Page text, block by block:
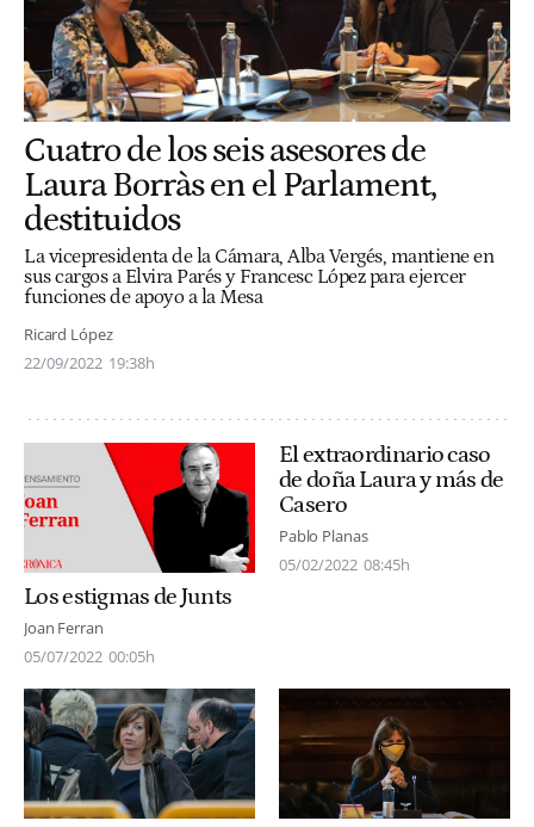
Cuatro de los seis asesores de
Laura Borràs en el Parlament,
destituidos
La vicepresidenta de la Cámara, Alba Vergés, mantiene en
sus cargos a Elvira Parés y Francesc López para ejercer
funciones de apoyo a la Mesa
Ricard López
22/09/2022 19:38h
Los estigmas de Junts
Joan Ferran
05/07/2022 00:05h
El extraordinario caso
de doña Laura y más de
Casero
Pablo Planas
05/02/2022 08:45h